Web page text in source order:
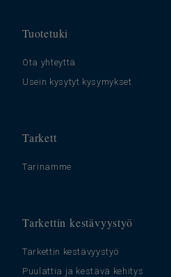
Tuotetuki
Ota yhteyttä
Usein kysytyt kysymykset
Tarkett
Tarinamme
Tarkettin kestävyystyö
Tarkettin kestävyystyö
Puulattia ja kestävä kehitys